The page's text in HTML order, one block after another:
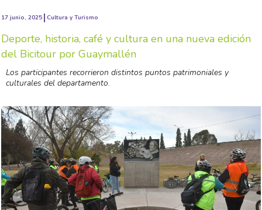
17 junio, 2025 Cultura y Turismo
Deporte, historia, café y cultura en una nueva edición
del Bicitour por Guaymallén
Los participantes recorrieron distintos puntos patrimoniales y
culturales del departamento.